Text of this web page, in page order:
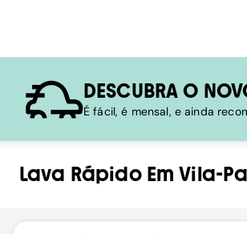
DESCUBRA O
É fácil, é mensal, e ainda
Lava RápidoEmVila-